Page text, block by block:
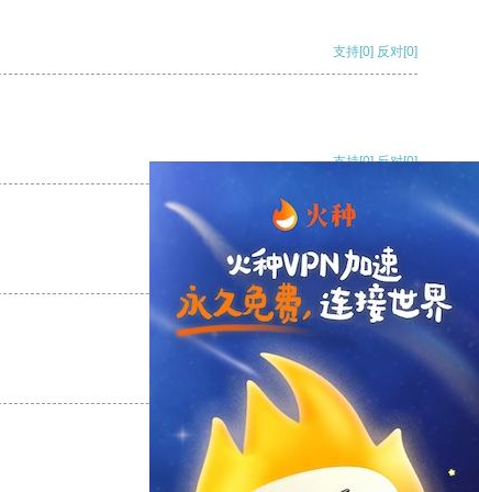
支持[0] 反对[0]
支持[0] 反对[0]
支持[0] 反对
支持